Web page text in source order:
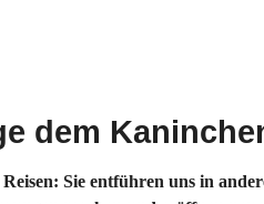
dem
Sie entführen uns in